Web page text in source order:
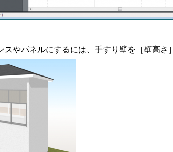
スやパネルにするには、手すり壁を［壁高さ